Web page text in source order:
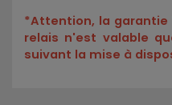
*Attention, la garantie
relais n'est valable
suivant la mise à